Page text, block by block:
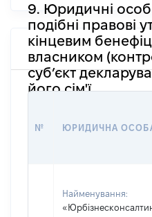
9. Юридичні
подібні правові
кінцевим
власником
суб’єкт
його сім'ї
№ ЮРИДИЧНА
Найменування: